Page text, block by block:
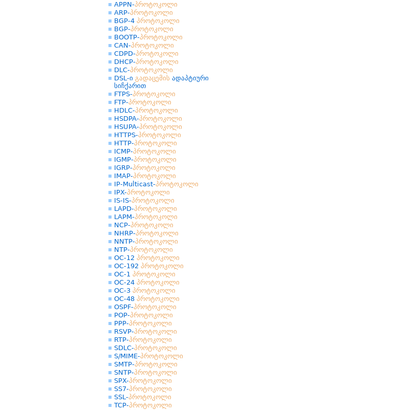
APPN-პროტოკოლი
ARP-პროტოკოლი
BGP-4 პროტოკოლი
BGP-პროტოკოლი
BOOTP-პროტოკოლი
CAN-პროტოკოლი
CDPD-პროტოკოლი
DHCP-პროტოკოლი
DLC-პროტოკოლი
DSL-ი გადაცემის ადაპტიური
სიჩქარით
FTPS-პროტოკოლი
FTP-პროტოკოლი
HDLC-პროტოკოლი
HSDPA-პროტოკოლი
HSUPA-პროტოკოლი
HTTPS-პროტოკოლი
HTTP-პროტოკოლი
ICMP-პროტოკოლი
IGMP-პროტოკოლი
IGRP-პროტოკოლი
IMAP-პროტოკოლი
IP-Multicast-პროტოკოლი
IPX-პროტოკოლი
IS-IS-პროტოკოლი
LAPD-პროტოკოლი
LAPM-პროტოკოლი
NCP-პროტოკოლი
NHRP-პროტოკოლი
NNTP-პროტოკოლი
NTP-პროტოკოლი
OC-12 პროტოკოლი
OC-192 პროტოკოლი
OC-1 პროტოკოლი
OC-24 პროტოკოლი
OC-3 პროტოკოლი
OC-48 პროტოკოლი
OSPF-პროტოკოლი
POP-პროტოკოლი
PPP-პროტოკოლი
RSVP-პროტოკოლი
RTP-პროტოკოლი
SDLC-პროტოკოლი
S/MIME-პროტოკოლი
SMTP-პროტოკოლი
SNTP-პროტოკოლი
SPX-პროტოკოლი
SS7-პროტოკოლი
SSL-პროტოკოლი
TCP-პროტოკოლი